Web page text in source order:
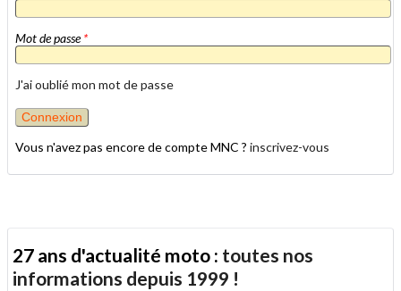
Mot de passe*
J'ai oublié mon mot de passe
Vous n'avez pas encore de compte MNC ? inscrivez-vous
27 ans d'actualité moto : toutes nos
informations depuis 1999 !